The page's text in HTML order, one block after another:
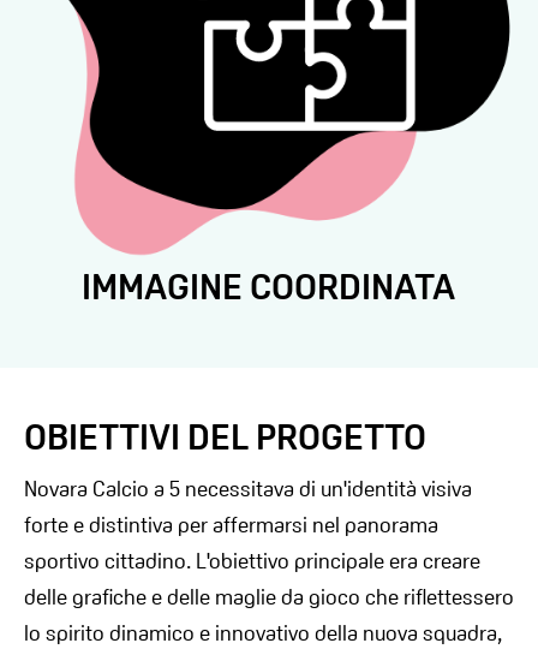
IMMAGINE COORDINATA
OBIETTIVI DEL PROGETTO
Novara Calcio a 5 necessitava di un'identità visiva
forte e distintiva per affermarsi nel panorama
sportivo cittadino. L'obiettivo principale era creare
delle grafiche e delle maglie da gioco che riflettessero
lo spirito dinamico e innovativo della nuova squadra,